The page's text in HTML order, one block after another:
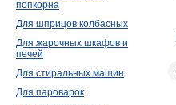
попкорна
Для шприцов колбасных
Для жарочных шкафов и
печей
Для стиральных машин
Для пароварок